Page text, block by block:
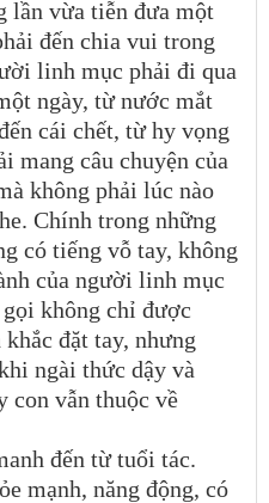
lần vừa tiễn đưa một
đến chia vui trong
linh mục phải đi qua
ngày, từ nước mắt
cái chết, từ hy vọng
mang câu chuyện của
không phải lúc nào
Chính trong những
có tiếng vỗ tay, không
của người linh mục
không chỉ được
đặt tay, nhưng
ngài thức dậy và
con vẫn thuộc về
đến từ tuổi tác.
mạnh, năng động, có